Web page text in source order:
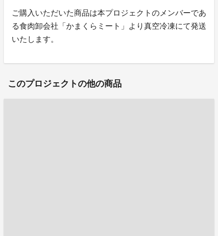
ご購入いただいた商品は本プロジェクトのメンバーであ
る食肉卸会社「かまくらミート」より真空冷凍にて発送
いたします。
このプロジェクトの他の商品